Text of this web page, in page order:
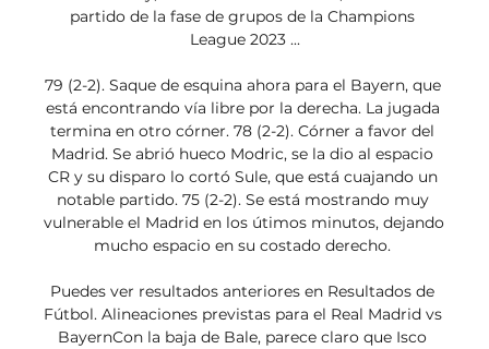
partido de la fase de grupos de la Champions
League 2023 ...
79 (2-2). Saque de esquina ahora para el Bayern, que
está encontrando vía libre por la derecha. La jugada
termina en otro córner. 78 (2-2). Córner a favor del
Madrid. Se abrió hueco Modric, se la dio al espacio
CR y su disparo lo cortó Sule, que está cuajando un
notable partido. 75 (2-2). Se está mostrando muy
vulnerable el Madrid en los útimos minutos, dejando
mucho espacio en su costado derecho.
Puedes ver resultados anteriores en Resultados de
Fútbol. Alineaciones previstas para el Real Madrid vs
BayernCon la baja de Bale, parece claro que Isco